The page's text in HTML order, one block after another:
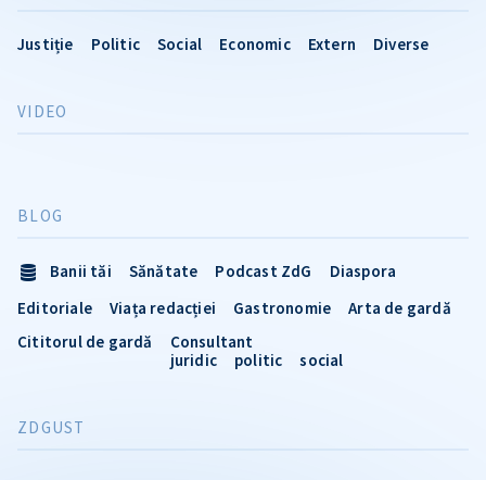
Justiție Politic Social Economic Extern Diverse
VIDEO
BLOG
Banii tăi Sănătate Podcast ZdG
Diaspora
Editoriale
Viața redacției Gastronomie
Arta de gardă
Cititorul de gardă
Consultant
juridic
politic social
ZDGUST